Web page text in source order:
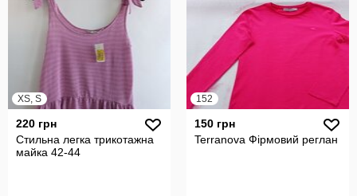
XS, S
220 грн
Стильна легка трикотажна
майка 42-44
152
150 грн
Terranova Фірмовий реглан